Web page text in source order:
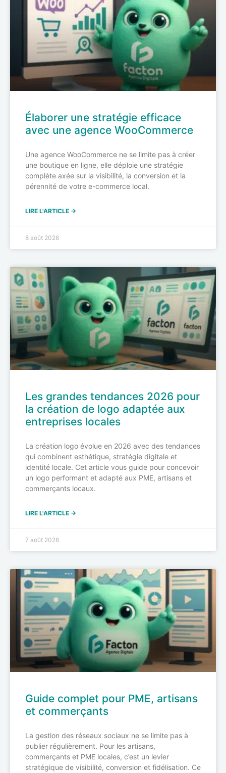
Élaborer une stratégie efficace
avec une agence WooCommerce
Une agence WooCommerce ne se limite pas à créer
une boutique en ligne, elle déploie une stratégie
complète axée sur la visibilité, la conversion et la
pérennité de votre e-commerce local.
LIRE L'ARTICLE →
8 août 2026
Les grandes tendances 2026 pour
la création de logo adaptée aux
entreprises locales
La création logo évolue en 2026 avec des tendances
qui combinent esthétique, stratégie digitale et
identité locale. Cet article vous guide pour concevoir
un logo performant et adapté aux PME, artisans et
commerçants locaux.
LIRE L'ARTICLE →
7 août 2026
Guide complet pour PME, artisans
et commerçants
La gestion des réseaux sociaux ne se limite pas à
publier régulièrement. Pour les artisans,
commerçants et PME locales, c’est un levier
stratégique de visibilité, conversion et fidélisation. Ce